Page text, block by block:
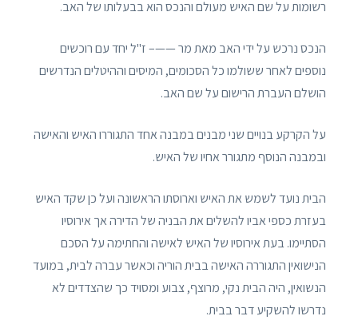
רשומות על שם האיש מעולם והנכס הוא בבעלותו של האב.
הנכס נרכש על ידי האב מאת מר ——– ז"ל יחד עם רוכשים
נוספים לאחר ששולמו כל הסכומים, המיסים וההיטלים הנדרשים
הושלם העברת הרישום על שם האב.
על הקרקע בנויים שני מבנים במבנה אחד התגוררו האיש והאישה
ובמבנה הנוסף מתגורר אחיו של האיש.
הבית נועד לשמש את האיש וארוסתו הראשונה ועל כן שקד האיש
בעזרת כספי אביו להשלים את הבניה של הדירה אך אירוסיו
הסתיימו. בעת אירוסיו של האיש לאישה והחתימה על הסכם
הנישואין התגוררה האישה בבית הוריה וכאשר עברה לבית, במועד
הנשואין, היה הבית נקי, מרוצף, צבוע ומסויד כך שהצדדים לא
נדרשו להשקיע דבר בבית.